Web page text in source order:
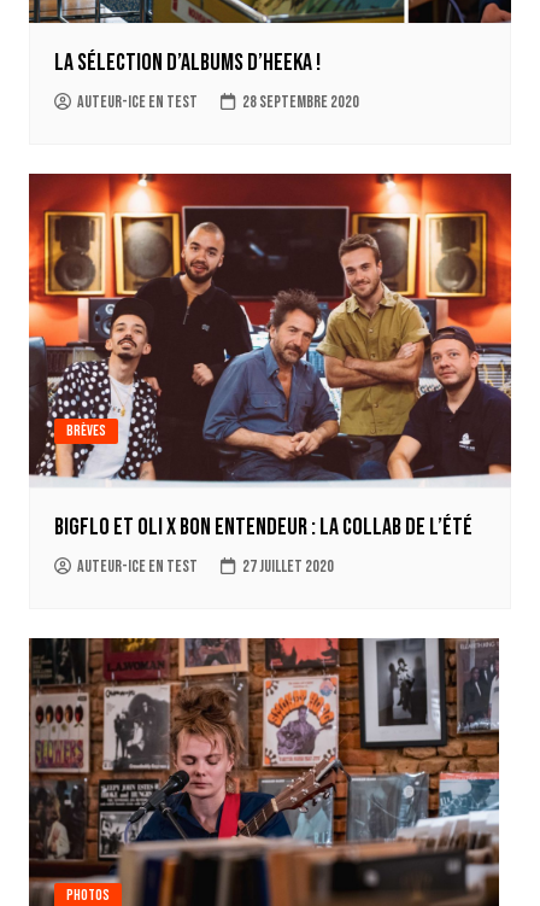
La sélection d’albums d’Heeka !
auteur-ice en test 28 septembre 2020
Brèves
Bigflo et Oli x Bon Entendeur : la collab de l’été
auteur-ice en test 27 juillet 2020
Photos